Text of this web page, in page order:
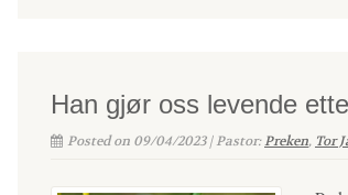
Han gjør oss levende
Posted on 09/04/2023 | Pastor:Preken, Tor